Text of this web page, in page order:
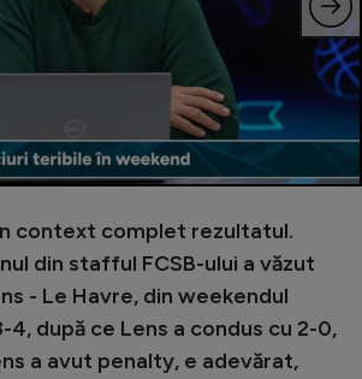
context complet rezultatul.
din stafful FCSB-ului a văzut
- Le Havre, din weekendul
4, după ce Lens a condus cu 2-0,
a avut penalty, e adevărat,